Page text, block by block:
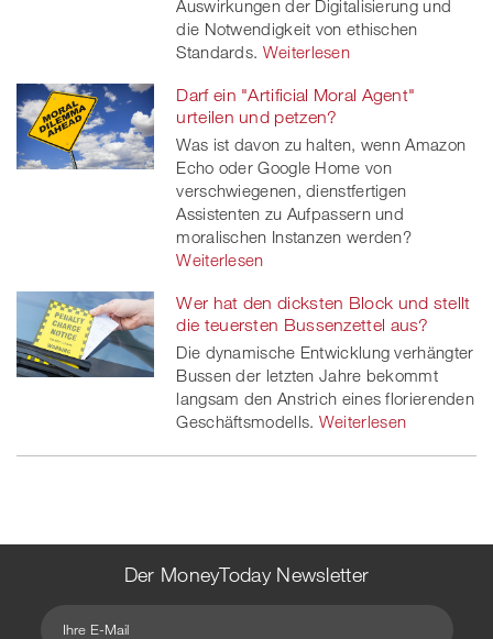
Auswirkungen der Digitalisierung und
die Notwendigkeit von ethischen
Standards. Weiterlesen
Darf ein "Artificial Moral Agent"
urteilen und petzen?
Was ist davon zu halten, wenn Amazon
Echo oder Google Home von
verschwiegenen, dienstfertigen
Assistenten zu Aufpassern und
moralischen Instanzen werden?
Weiterlesen
Wer hat den dicksten Block und stellt
die teuersten Bussenzettel aus?
Die dynamische Entwicklung verhängter
Bussen der letzten Jahre bekommt
langsam den Anstrich eines florierenden
Geschäftsmodells. Weiterlesen
Der MoneyToday Newsletter